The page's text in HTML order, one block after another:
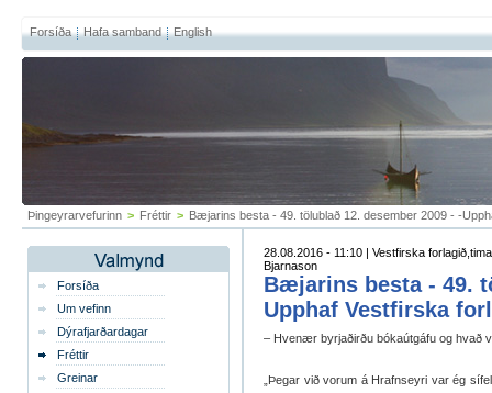
Forsíða Hafa samband English
Þingeyrarvefurinn > Fréttir > Bæjarins besta - 49. tölublað 12. desember 2009 - -
Forsíða
Um vefinn
Dýrafjarðardagar
Fréttir
Greinar
28.08.2016 - 11:10 | Vestfirska
Bjarnason
Bæjarins besta - 49.
Upphaf Vestfirska
– Hvenær byrjaðirðu bókaútgáfu og hvað
„Þegar við vorum á Hrafnseyri var ég